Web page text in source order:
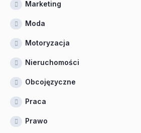
Marketing
Moda
Motoryzacja
Nieruchomości
Obcojęzyczne
Praca
Prawo